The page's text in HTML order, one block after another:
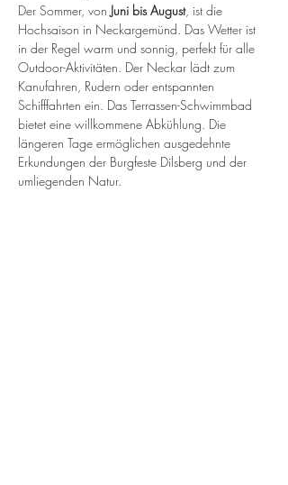
Der Sommer, von Juni bis August, ist die
Hochsaison in Neckargemünd. Das Wetter ist
in der Regel warm und sonnig, perfekt für alle
Outdoor-Aktivitäten. Der Neckar lädt zum
Kanufahren, Rudern oder entspannten
Schifffahrten ein. Das Terrassen-Schwimmbad
bietet eine willkommene Abkühlung. Die
längeren Tage ermöglichen ausgedehnte
Erkundungen der Burgfeste Dilsberg und der
umliegenden Natur.